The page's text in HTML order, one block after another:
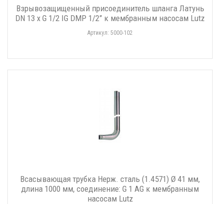
Взрывозащищенный присоединитель шланга Латунь
DN 13 x G 1/2 IG DMP 1/2” к мембранным насосам Lutz
Артикул: 5000-102
Всасывающая трубка Нерж. сталь (1.4571) Ø 41 мм,
длина 1000 мм, соединение: G 1 AG к мембранным
насосам Lutz